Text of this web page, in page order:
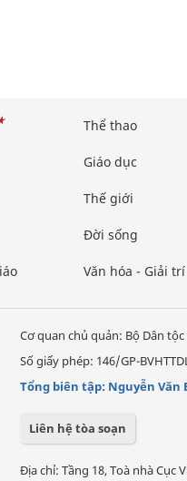
Thể thao
Giáo dục
Thế giới
Đời sống
Văn hóa - Giải trí
Cơ quan chủ quản: Bộ Dân
Số giấy phép: 146/GP-
Tổng biên tập: Nguyễn Văn
Liên hệ tòa soạn
Địa chỉ: Tầng 18, Toà nhà Cục